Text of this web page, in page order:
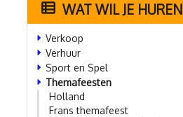
WAT WIL JE HUREN
Verkoop
Verhuur
Sport en Spel
Themafeesten
Holland
Frans themafeest